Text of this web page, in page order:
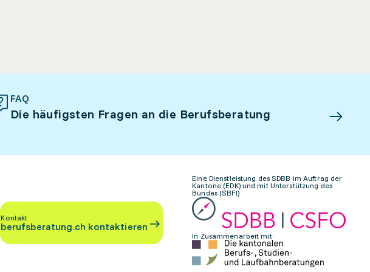
FAQ
Die häufigsten Fragen an die Berufsberatung
Kontakt
berufsberatung.ch kontaktieren
Eine Dienstleistung des SDBB im Auftrag der
Kantone (EDK) und mit Unterstützung des
Bundes (SBFI)
In Zusammenarbeit mit: